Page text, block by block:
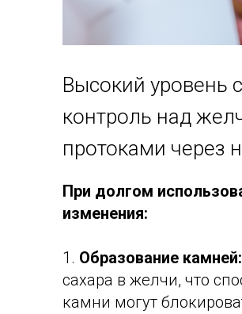
Высокий уровень
контроль над
протоками через
При долгом
изменения:
1. Образование камней:
сахара в желчи, что
камни могут